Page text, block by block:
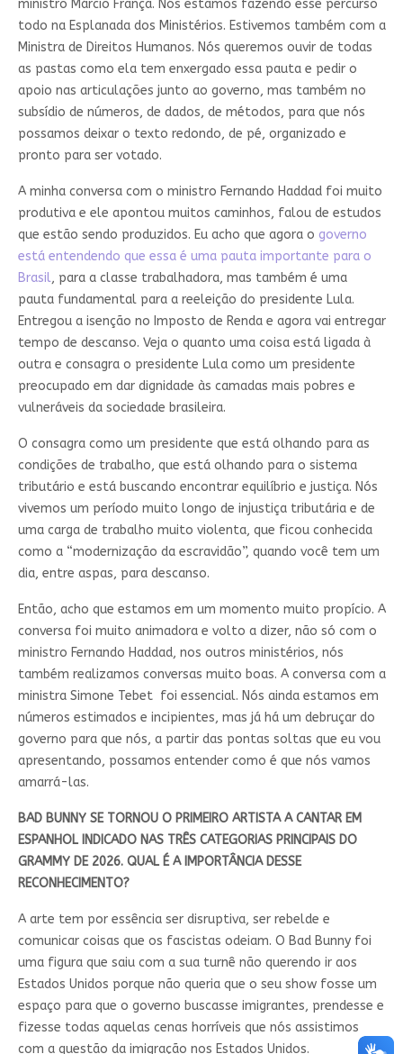
ministro Márcio França. Nós estamos fazendo esse percurso
todo na Esplanada dos Ministérios. Estivemos também com a
Ministra de Direitos Humanos. Nós queremos ouvir de todas
as pastas como ela tem enxergado essa pauta e pedir o
apoio nas articulações junto ao governo, mas também no
subsídio de números, de dados, de métodos, para que nós
possamos deixar o texto redondo, de pé, organizado e
pronto para ser votado.
A minha conversa com o ministro Fernando Haddad foi muito
produtiva e ele apontou muitos caminhos, falou de estudos
que estão sendo produzidos. Eu acho que agora o governo
está entendendo que essa é uma pauta importante para o
Brasil, para a classe trabalhadora, mas também é uma
pauta fundamental para a reeleição do presidente Lula.
Entregou a isenção no Imposto de Renda e agora vai entregar
tempo de descanso. Veja o quanto uma coisa está ligada à
outra e consagra o presidente Lula como um presidente
preocupado em dar dignidade às camadas mais pobres e
vulneráveis da sociedade brasileira.
O consagra como um presidente que está olhando para as
condições de trabalho, que está olhando para o sistema
tributário e está buscando encontrar equilíbrio e justiça. Nós
vivemos um período muito longo de injustiça tributária e de
uma carga de trabalho muito violenta, que ficou conhecida
como a “modernização da escravidão”, quando você tem um
dia, entre aspas, para descanso.
Então, acho que estamos em um momento muito propício. A
conversa foi muito animadora e volto a dizer, não só com o
ministro Fernando Haddad, nos outros ministérios, nós
também realizamos conversas muito boas. A conversa com a
ministra Simone Tebet foi essencial. Nós ainda estamos em
números estimados e incipientes, mas já há um debruçar do
governo para que nós, a partir das pontas soltas que eu vou
apresentando, possamos entender como é que nós vamos
amarrá-las.
BAD BUNNY SE TORNOU O PRIMEIRO ARTISTA A CANTAR EM
ESPANHOL INDICADO NAS TRÊS CATEGORIAS PRINCIPAIS DO
GRAMMY DE 2026. QUAL É A IMPORTÂNCIA DESSE
RECONHECIMENTO?
A arte tem por essência ser disruptiva, ser rebelde e
comunicar coisas que os fascistas odeiam. O Bad Bunny foi
uma figura que saiu com a sua turnê não querendo ir aos
Estados Unidos porque não queria que o seu show fosse um
espaço para que o governo buscasse imigrantes, prendesse e
fizesse todas aquelas cenas horríveis que nós assistimos
com a questão da imigração nos Estados Unidos.